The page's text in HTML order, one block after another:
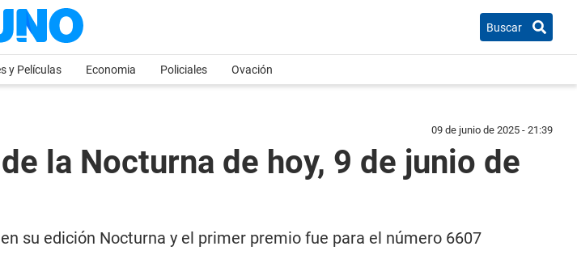
Buscar
y Películas Economia Policiales Ovación
09 de junio de 2025 - 21:39
la Nocturna de hoy, 9 de junio de
su edición Nocturna y el primer premio fue para el número 6607